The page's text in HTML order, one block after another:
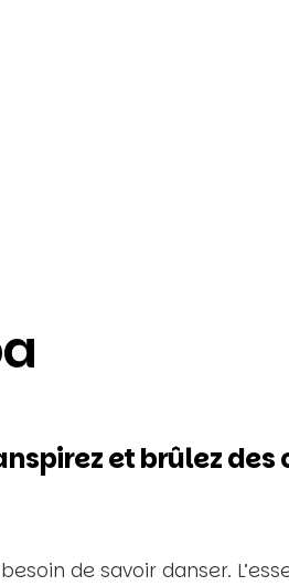
et brûlez des
de savoir danser.